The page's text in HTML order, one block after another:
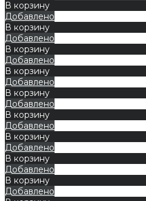
В корзину
Добавлено
В корзину
Добавлено
В корзину
Добавлено
В корзину
Добавлено
В корзину
Добавлено
В корзину
Добавлено
В корзину
Добавлено
В корзину
Добавлено
В корзину
Добавлено